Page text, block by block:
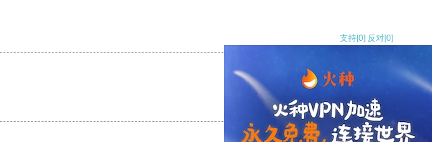
支持[0] 反对[0]
支持[0] 反对